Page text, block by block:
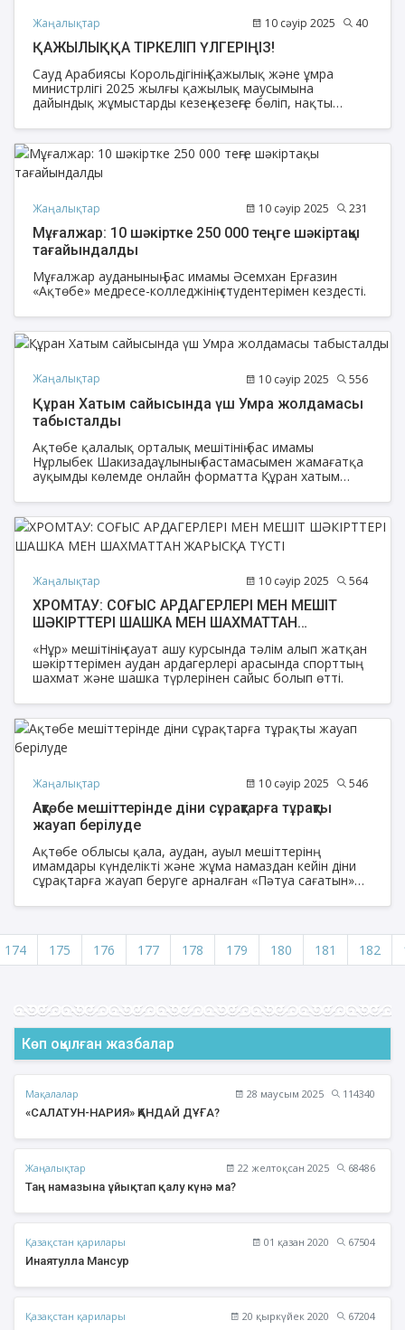
Жаңалықтар 10 сәуір 2025 40
ҚАЖЫЛЫҚҚА ТІРКЕЛІП ҮЛГЕРІҢІЗ!
Сауд Арабиясы Корольдігінің Қажылық және ұмра
министрлігі 2025 жылғы қажылық маусымына
дайындық жұмыстарды кезең-кезеңге бөліп, нақты
Жаңалықтар 10 сәуір 2025 231
Мұғалжар: 10 шәкіртке 250 000 теңге шәкіртақы
тағайындалды
Мұғалжар ауданының Бас имамы Әсемхан Ерғазин
«Ақтөбе» медресе-колледжінің студентерімен кездесті.
Жаңалықтар 10 сәуір 2025 556
Құран Хатым сайысында үш Умра жолдамасы
табысталды
Ақтөбе қалалық орталық мешітінің бас имамы
Нұрлыбек Шакизадаұлының бастамасымен жамағатқа
ауқымды көлемде онлайн форматта Құран хатым
Жаңалықтар 10 сәуір 2025 564
ХРОМТАУ: СОҒЫС АРДАГЕРЛЕРІ МЕН МЕШІТ
ШӘКІРТТЕРІ ШАШКА МЕН ШАХМАТТАН
«Нұр» мешітінің сауат ашу курсында тәлім алып жатқан
шәкірттерімен аудан ардагерлері арасында спорттың
шахмат және шашка түрлерінен сайыс болып өтті.
Жаңалықтар 10 сәуір 2025 546
Ақтөбе мешіттерінде діни сұрақтарға тұрақты
жауап берілуде
Ақтөбе облысы қала, аудан, ауыл мешіттерінң
имамдары күнделікті және жұма намаздан кейін діни
сұрақтарға жауап беруге арналған «Пәтуа сағатын»
174 175 176 177 178 179 180 181 182
Көп оқылған жазбалар
Мақалалар 28 маусым 2025
114340
«САЛАТУН-НАРИЯ» ҚАНДАЙ ДҰҒА?
Жаңалықтар 22 желтоқсан 2025
68486
Таң намазына ұйықтап қалу күнә ма?
Қазақстан қарилары 01 қазан 2020
67504
Инаятулла Мансур
Қазақстан қарилары 20 қыркүйек 2020
67204